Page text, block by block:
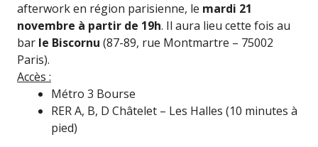
afterwork en région parisienne, le mardi 21
novembre à partir de 19h. Il aura lieu cette fois au
bar le Biscornu (87-89, rue Montmartre – 75002
Paris).
Accès :
Métro 3 Bourse
RER A, B, D Châtelet – Les Halles (10 minutes à
pied)